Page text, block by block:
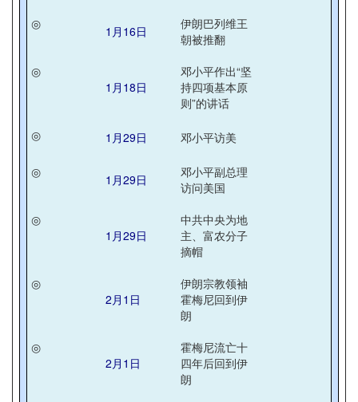
◎
1月16日
伊朗巴列维王
朝被推翻
◎
1月18日
邓小平作出“坚
持四项基本原
则”的讲话
◎
1月29日 邓小平访美
◎ 1月29日
邓小平副总理
访问美国
◎
1月29日
中共中央为地
主、富农分子
摘帽
◎
2月1日
伊朗宗教领袖
霍梅尼回到伊
朗
◎
2月1日
霍梅尼流亡十
四年后回到伊
朗